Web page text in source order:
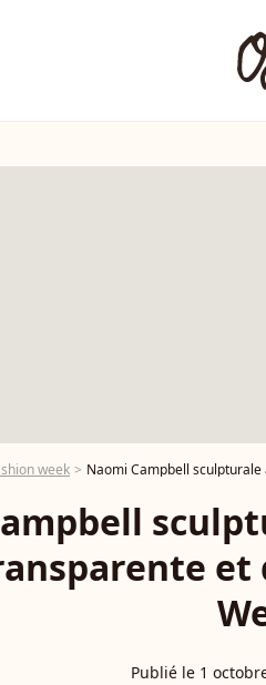
week Naomi Campbell
et
Publié le 1